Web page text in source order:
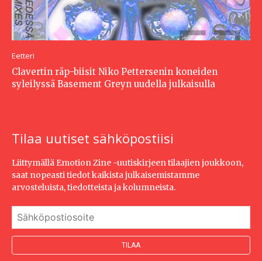
Eetteri
Clavertin räp-biisit Niko Pettersenin koneiden
syleilyssä Basement Greyn uudella julkaisulla
Tilaa uutiset sähköpostiisi
Liittymällä Emotion Zine -uutiskirjeen tilaajien joukkoon,
saat nopeasti tiedot kaikista julkaisemistamme
arvosteluista, tiedotteista ja kolumneista.